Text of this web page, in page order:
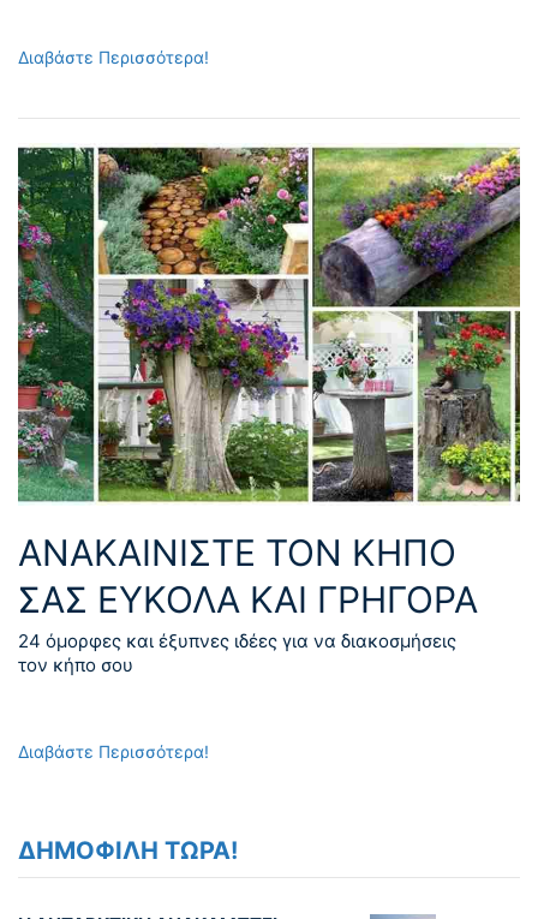
Διαβάστε Περισσότερα!
ΑΝΑΚΑΙΝΊΣΤΕ ΤΟΝ ΚΉΠΟ
ΣΑΣ ΕΎΚΟΛΑ ΚΑΙ ΓΡΉΓΟΡΑ
24 όμορφες και έξυπνες ιδέες για να διακοσμήσεις
τον κήπο σου
Διαβάστε Περισσότερα!
ΔΗΜΟΦΙΛΗ ΤΩΡΑ!